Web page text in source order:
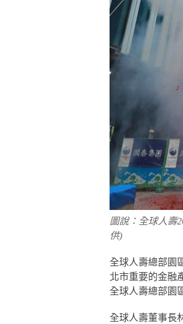
圖說：全球人壽
供)
全球人壽總部園
北市重要的金融
全球人壽總部園
全球人壽董事長